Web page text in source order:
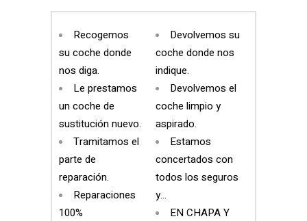
Recogemos
su coche donde
nos diga.
Le prestamos
un coche de
sustitución nuevo.
Tramitamos el
parte de
reparación.
Reparaciones
100%
Devolvemos su
coche donde nos
indique.
Devolvemos el
coche limpio y
aspirado.
Estamos
concertados con
todos los seguros
y…
EN CHAPA Y